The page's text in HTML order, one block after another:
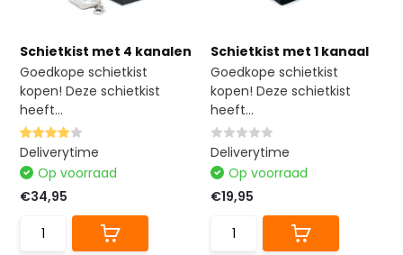
Schietkist met 4 kanalen
Goedkope schietkist
kopen! Deze schietkist
heeft...
Deliverytime
Op voorraad
€34,95
Schietkist met 1 kanaal
Goedkope schietkist
kopen! Deze schietkist
heeft...
Deliverytime
Op voorraad
€19,95